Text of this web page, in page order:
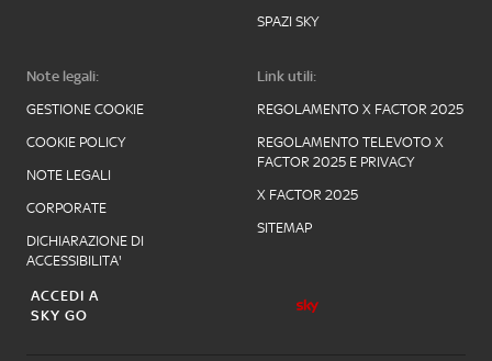
SPAZI SKY
Note legali:
GESTIONE COOKIE
COOKIE POLICY
NOTE LEGALI
CORPORATE
DICHIARAZIONE DI
ACCESSIBILITA'
Link utili:
REGOLAMENTO X FACTOR 2025
REGOLAMENTO TELEVOTO X
FACTOR 2025 E PRIVACY
X FACTOR 2025
SITEMAP
ACCEDI A
SKY GO